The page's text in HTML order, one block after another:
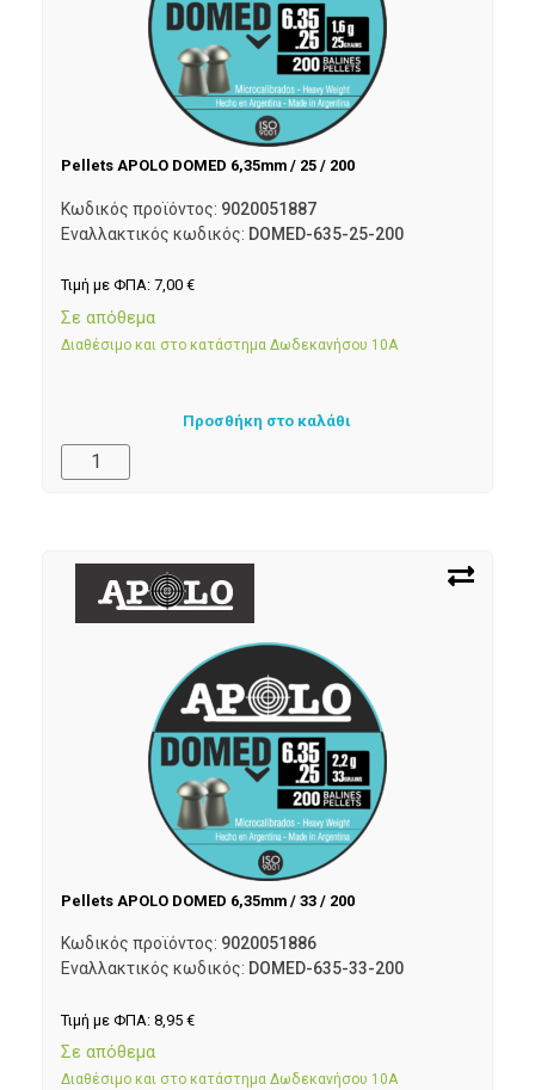
Pellets APOLO DOMED 6,35mm / 25 / 200
Κωδικός προϊόντος: 9020051887
Εναλλακτικός κωδικός: DOMED-635-25-200
Τιμή με ΦΠΑ: 7,00 €
Σε απόθεμα
Διαθέσιμο και στο κατάστημα Δωδεκανήσου 10Α
Προσθήκη στο καλάθι
Pellets APOLO DOMED 6,35mm / 33 / 200
Κωδικός προϊόντος: 9020051886
Εναλλακτικός κωδικός: DOMED-635-33-200
Τιμή με ΦΠΑ: 8,95 €
Σε απόθεμα
Διαθέσιμο και στο κατάστημα Δωδεκανήσου 10Α